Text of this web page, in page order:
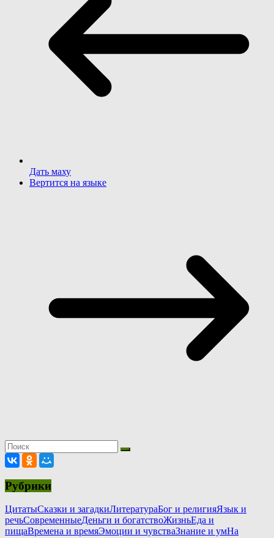
Дать маху
Вертится на языке
Рубрики
ЦитатыСказки и загадкиЛитератураБог и религияЯзык и
речьСовременныеДеньги и богатствоЖизньЕда и
пищаВремена и времяЭмоции и чувстваЗнание и умНа